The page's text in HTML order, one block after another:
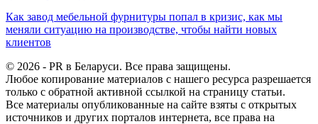
Как завод мебельной фурнитуры попал в кризис, как мы
меняли ситуацию на производстве, чтобы найти новых
клиентов
© 2026 - PR в Беларуси. Все права защищены.
Любое копирование материалов с нашего ресурса разрешается
только с обратной активной ссылкой на страницу статьи.
Все материалы опубликованные на сайте взяты с открытых
источников и других порталов интернета, все права на